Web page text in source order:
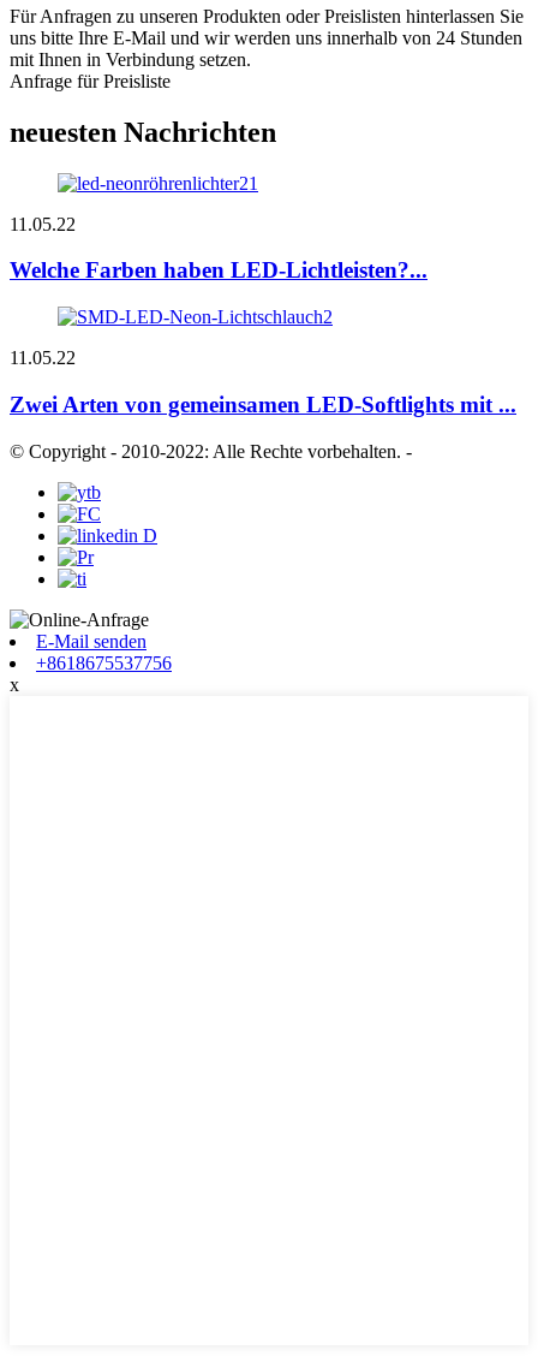
Für Anfragen zu unseren Produkten oder Preislisten hinterlassen Sie
uns bitte Ihre E-Mail und wir werden uns innerhalb von 24 Stunden
mit Ihnen in Verbindung setzen.
Anfrage für Preisliste
neuesten Nachrichten
11.05.22
Welche Farben haben LED-Lichtleisten?...
11.05.22
Zwei Arten von gemeinsamen LED-Softlights mit ...
© Copyright - 2010-2022: Alle Rechte vorbehalten. -
E-Mail senden
+8618675537756
x